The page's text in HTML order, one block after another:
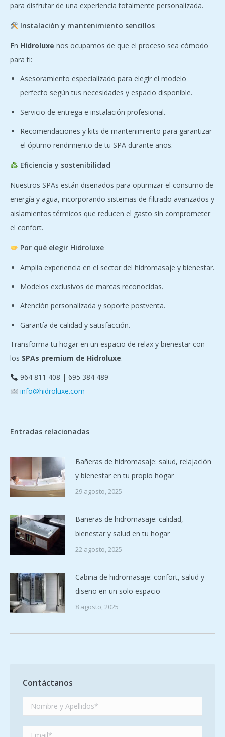
para disfrutar de una experiencia totalmente personalizada.
Instalación y mantenimiento sencillos
En Hidroluxe nos ocupamos de que el proceso sea cómodo
para ti:
Asesoramiento especializado para elegir el modelo
perfecto según tus necesidades y espacio disponible.
Servicio de entrega e instalación profesional.
Recomendaciones y kits de mantenimiento para garantizar
el óptimo rendimiento de tu SPA durante años.
Eficiencia y sostenibilidad
Nuestros SPAs están diseñados para optimizar el consumo de
energía y agua, incorporando sistemas de filtrado avanzados y
aislamientos térmicos que reducen el gasto sin comprometer
el confort.
Por qué elegir Hidroluxe
Amplia experiencia en el sector del hidromasaje y bienestar.
Modelos exclusivos de marcas reconocidas.
Atención personalizada y soporte postventa.
Garantía de calidad y satisfacción.
Transforma tu hogar en un espacio de relax y bienestar con
los SPAs premium de Hidroluxe.
964 811 408 | 695 384 489
info@hidroluxe.com
Entradas relacionadas
Bañeras de hidromasaje: salud, relajación
y bienestar en tu propio hogar
29 agosto, 2025
Bañeras de hidromasaje: calidad,
bienestar y salud en tu hogar
22 agosto, 2025
Cabina de hidromasaje: confort, salud y
diseño en un solo espacio
8 agosto, 2025
Contáctanos